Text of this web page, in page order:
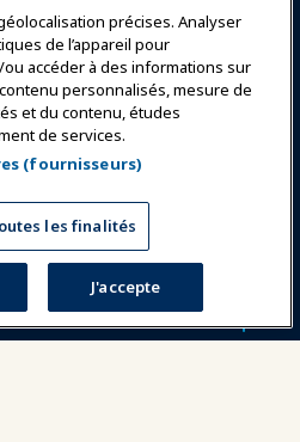
Rejoindre maintenant
précises. Analyser
de l’appareil pour
ou accéder à des informations sur
personnalisés, mesure de
et du contenu, études
de services.
(fournisseurs)
les finalités
J'accepte